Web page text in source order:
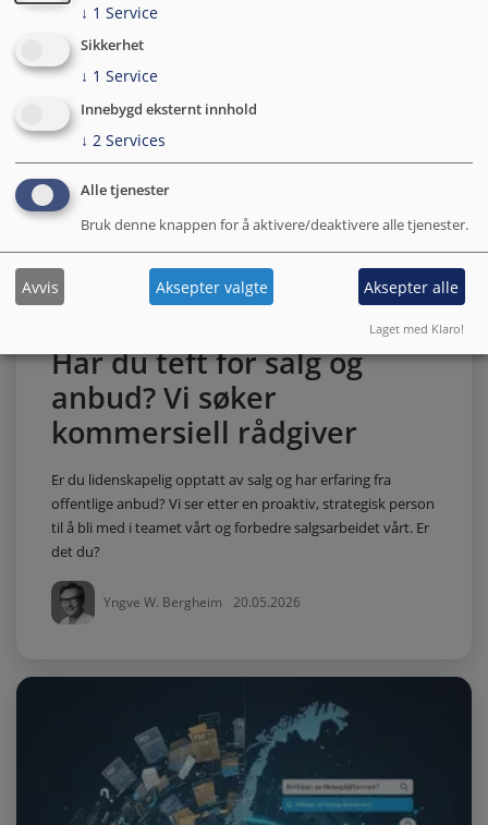
Har du teft for salg og
anbud? Vi søker
kommersiell rådgiver
Er du lidenskapelig opptatt av salg og har erfaring fra
offentlige anbud? Vi ser etter en proaktiv, strategisk person
til å bli med i teamet vårt og forbedre salgsarbeidet vårt. Er
det du?
Yngve W. Bergheim 20.05.2026
↓ 1 Service
Sikkerhet
↓ 1 Service
Innebygd eksternt innhold
↓ 2 Services
Alle tjenester
Bruk denne knappen for å aktivere/deaktivere alle tjenester.
Avvis Aksepter valgte Aksepter alle
Laget med Klaro!